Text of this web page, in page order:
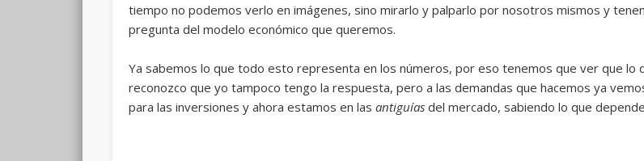
tiempo no podemos verlo en imágenes, sino mirarlo y palparlo por nosotros mismos y
pregunta del modelo económico que queremos.
Ya sabemos lo que todo esto representa en los números, por eso tenemos que ver que lo
reconozco que yo tampoco tengo la respuesta, pero a las demandas que hacemos ya
para las inversiones y ahora estamos en las antiguías del mercado, sabiendo lo que